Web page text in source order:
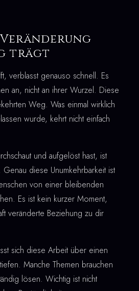
trägt
verblasst genauso schnell. Es
an, nicht an ihrer Wurzel. Diese
Weg. Was einmal wirklich
wurde, kehrt nicht einfach
und aufgelöst hast, ist
diese Unumkehrbarkeit ist
von einer bleibenden
Es ist kein kurzer Moment,
veränderte Beziehung zu dir
sich diese Arbeit über einen
Manche Themen brauchen
lösen. Wichtig ist nicht